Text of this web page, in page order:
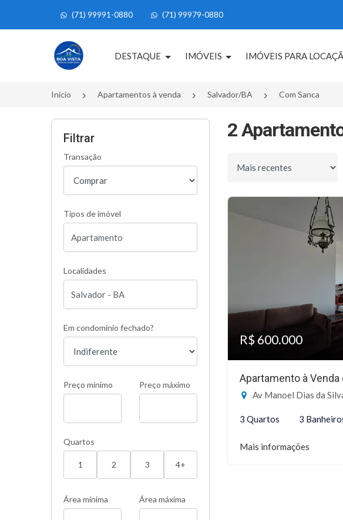
(71) 99991-0880 (71) 99979-0880
Página inicial
DESTAQUE IMÓVEIS IMÓVEIS PARA
Início Apartamentos à venda Salvador/BA Com Sanca
Filtrar
Transação
Tipos de imóvel
Localidades
Em condomínio fechado?
Preço mínimo Preço máximo
Quartos
1 2 3 4+
Área mínima Área máxima
2
Ordenar por
R$ 600.000
Apartamento à
Av Manoel Dias da
3 Quartos 3
Mais informações